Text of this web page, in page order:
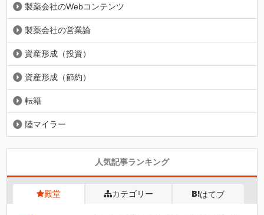
製薬会社のWebコンテンツ
製薬会社の営業論
資産形成（投資）
資産形成（節約）
転籍
陸マイラー
人気記事ランキング
殿堂 カテゴリー はてブ